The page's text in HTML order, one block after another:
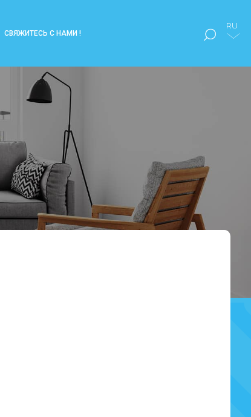
RU
СВЯЖИТЕСЬ С НАМИ !